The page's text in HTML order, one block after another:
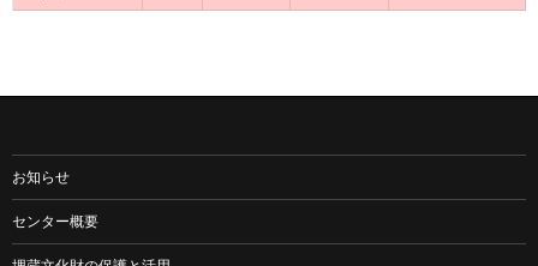
お知らせ
センター概要